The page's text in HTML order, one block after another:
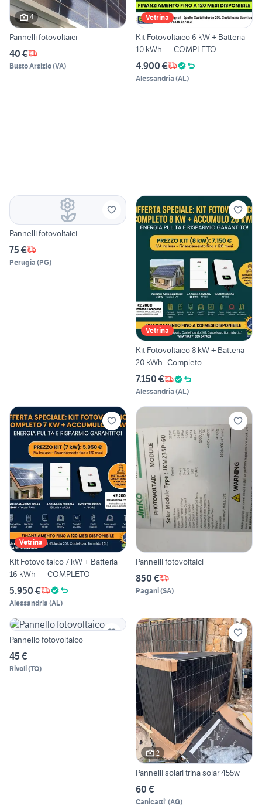
4
Pannelli fotovoltaici
40 €
Busto Arsizio(VA)
Vetrina
Kit Fotovoltaico 6 kW + Batteria
10 kWh — COMPLETO
4.900 €
Alessandria (AL)
Pannelli fotovoltaici
75 €
Perugia (PG)
Vetrina
Kit Fotovoltaico 8 kW + Batteria
20 kWh -Completo
7.150 €
Alessandria (AL)
Vetrina
Kit Fotovoltaico 7 kW + Batteria
16 kWh — COMPLETO
5.950 €
Alessandria (AL)
Pannelli fotovoltaici
850 €
Pagani(SA)
Pannello fotovoltaico
45 €
Rivoli(TO)
2
Pannelli solari trina solar 455w
60 €
Canicatti' (AG)